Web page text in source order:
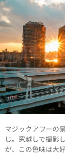
マジックアワーの
じ。窓越しで撮影
が、この色味は大好